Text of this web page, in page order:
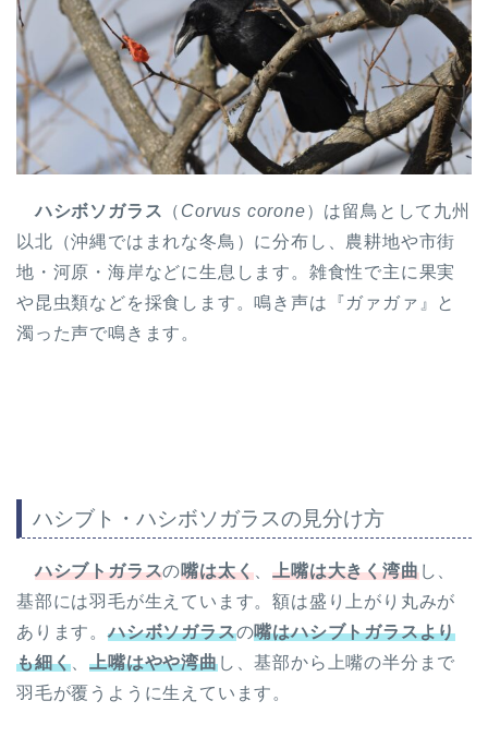
ハシボソガラス （ Corvus corone）は留鳥として九州
以北（沖縄ではまれな冬鳥）に分布し、農耕地や市街
地・河原・海岸などに生息します。雑食性で主に果実
や昆虫類などを採食します。鳴き声は『ガァガァ』と
濁った声で鳴きます。
ハシブト・ハシボソガラスの見分け方
ハシブトガラスの嘴は太く、上嘴は大きく湾曲し、
基部には羽毛が生えています。額は盛り上がり丸みが
あります。ハシボソガラスの嘴はハシブトガラスより
も細く、上嘴はやや湾曲し、基部から上嘴の半分まで
羽毛が覆うように生えています。